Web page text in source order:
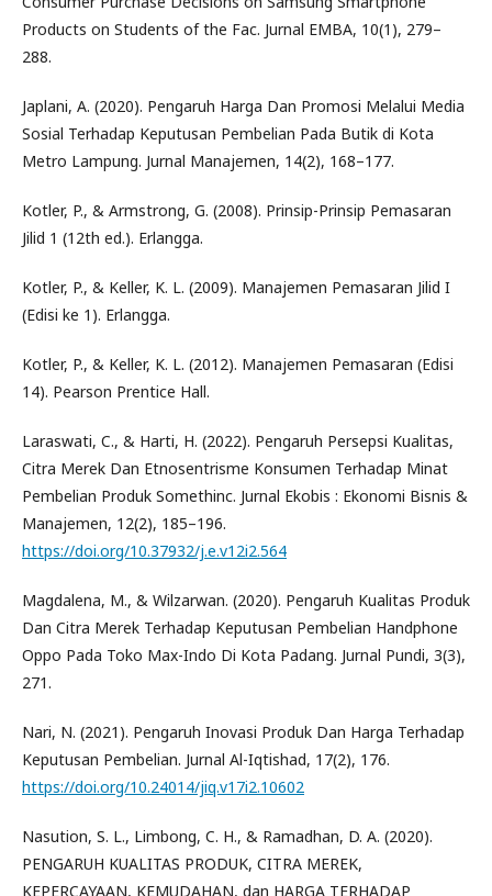
Products on Students of the Fac. Jurnal EMBA, 10(1), 279–
288.
Japlani, A. (2020). Pengaruh Harga Dan Promosi Melalui Media
Sosial Terhadap Keputusan Pembelian Pada Butik di Kota
Metro Lampung. Jurnal Manajemen, 14(2), 168–177.
Kotler, P., & Armstrong, G. (2008). Prinsip-Prinsip Pemasaran
Jilid 1 (12th ed.). Erlangga.
Kotler, P., & Keller, K. L. (2009). Manajemen Pemasaran Jilid I
(Edisi ke 1). Erlangga.
Kotler, P., & Keller, K. L. (2012). Manajemen Pemasaran (Edisi
14). Pearson Prentice Hall.
Laraswati, C., & Harti, H. (2022). Pengaruh Persepsi Kualitas,
Citra Merek Dan Etnosentrisme Konsumen Terhadap Minat
Pembelian Produk Somethinc. Jurnal Ekobis : Ekonomi Bisnis &
Manajemen, 12(2), 185–196.
https://doi.org/10.37932/j.e.v12i2.564
Magdalena, M., & Wilzarwan. (2020). Pengaruh Kualitas Produk
Dan Citra Merek Terhadap Keputusan Pembelian Handphone
Oppo Pada Toko Max-Indo Di Kota Padang. Jurnal Pundi, 3(3),
271.
Nari, N. (2021). Pengaruh Inovasi Produk Dan Harga Terhadap
Keputusan Pembelian. Jurnal Al-Iqtishad, 17(2), 176.
https://doi.org/10.24014/jiq.v17i2.10602
Nasution, S. L., Limbong, C. H., & Ramadhan, D. A. (2020).
PENGARUH KUALITAS PRODUK, CITRA MEREK,
KEPERCAYAAN, KEMUDAHAN, dan HARGA TERHADAP